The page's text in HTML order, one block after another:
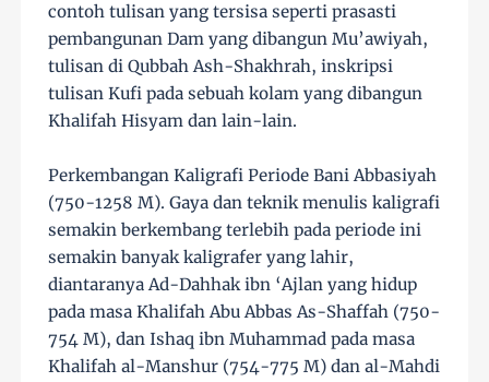
contoh tulisan yang tersisa seperti prasasti
pembangunan Dam yang dibangun Mu’awiyah,
tulisan di Qubbah Ash-Shakhrah, inskripsi
tulisan Kufi pada sebuah kolam yang dibangun
Khalifah Hisyam dan lain-lain.
Perkembangan Kaligrafi Periode Bani Abbasiyah
(750-1258 M). Gaya dan teknik menulis kaligrafi
semakin berkembang terlebih pada periode ini
semakin banyak kaligrafer yang lahir,
diantaranya Ad-Dahhak ibn ‘Ajlan yang hidup
pada masa Khalifah Abu Abbas As-Shaffah (750-
754 M), dan Ishaq ibn Muhammad pada masa
Khalifah al-Manshur (754-775 M) dan al-Mahdi